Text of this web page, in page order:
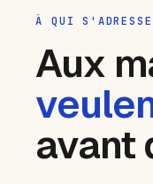
À QUI
Aux
avant